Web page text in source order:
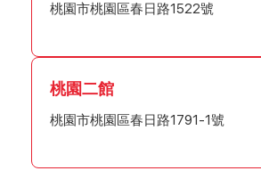
桃園市桃園區春日路1522號
桃園二館
桃園市桃園區春日路1791-1號